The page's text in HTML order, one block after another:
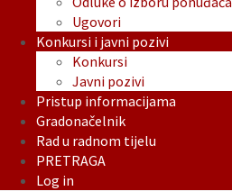
Ugovori
Konkursi i javni pozivi
Konkursi
Javni pozivi
Pristup informacijama
Gradonačelnik
Rad u radnom tijelu
PRETRAGA
Log in